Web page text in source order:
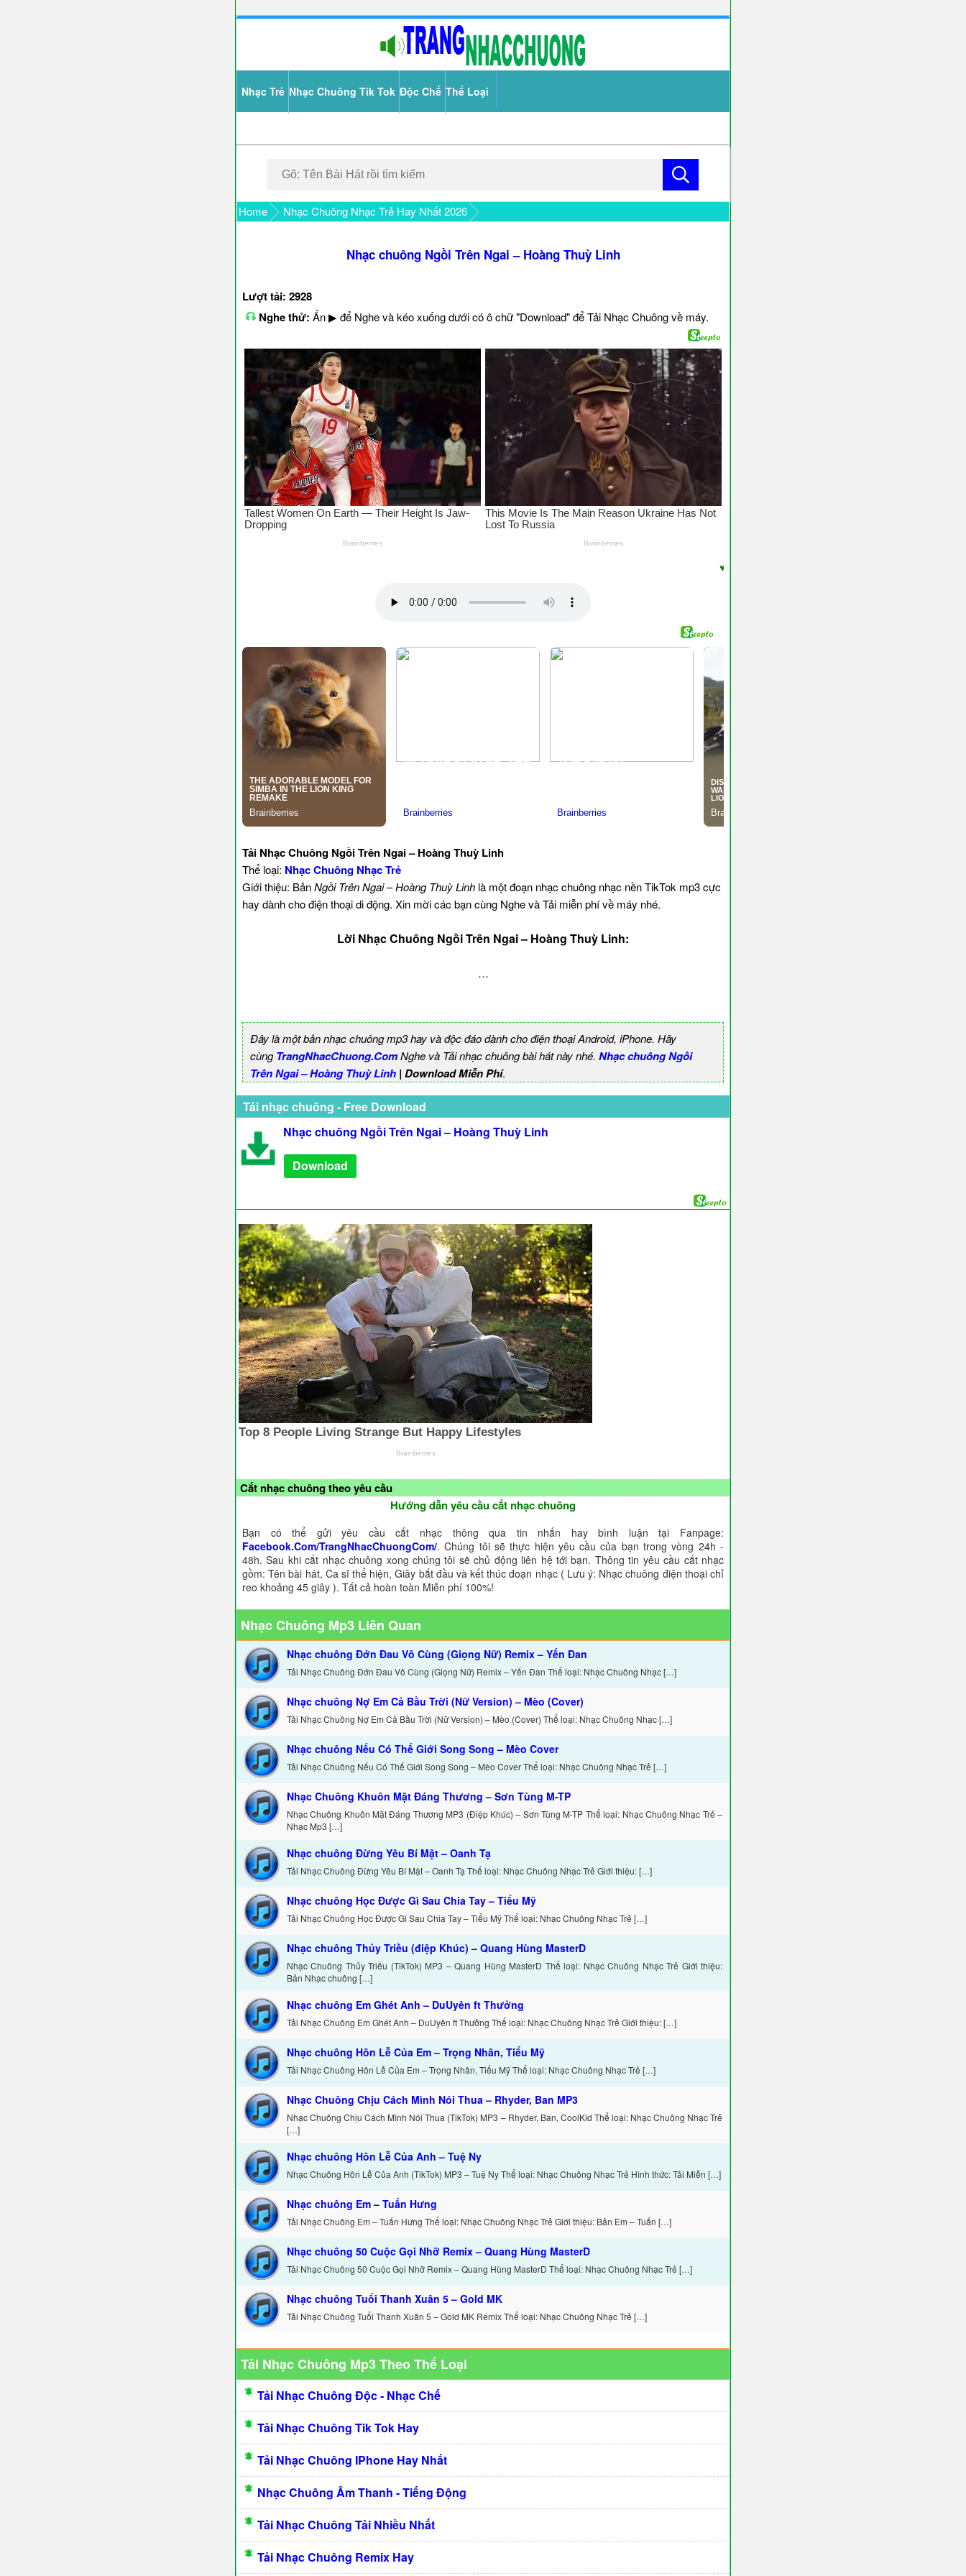
Nhạc Trẻ Nhạc Chuông Tik Tok Độc Chế Thể Loại
Home Nhạc Chuông Nhạc Trẻ Hay Nhất 2026
Nhạc chuông Ngồi Trên Ngai – Hoàng Thuỳ Linh
Lượt tải: 2928
Nghe thử: Ấn ▶ để Nghe và kéo xuống dưới có ô chữ "Download" để Tải Nhạc Chuông về máy.
♥ Chúc Các Bạn Nghe và Tải Nhạc Chuông Vui Vẻ -
Tải Nhạc Chuông Ngồi Trên Ngai – Hoàng Thuỳ Linh
Thể loại: Nhạc Chuông Nhạc Trẻ
Giới thiệu: BảnNgồi Trên Ngai – Hoàng Thuỳ Linh là một đoạn nhạc chuông nhạc nền TikTok mp3 cực
hay dành cho điện thoại di động. Xin mời các bạn cùng Nghe và Tải miễn phí về máy nhé.
Lời Nhạc Chuông Ngồi Trên Ngai – Hoàng Thuỳ Linh:
…
Đây là một bản nhạc chuông mp3 hay và độc đáo dành cho điện thoại Android, iPhone. Hãy
cùngTrangNhacChuong.ComNghe và Tải nhạc chuông bài hát này nhé. Nhạc chuông Ngồi
Trên Ngai – Hoàng Thuỳ Linh | Download Miễn Phí.
Tải nhạc chuông - Free Download
Nhạc chuông Ngồi Trên Ngai – Hoàng Thuỳ Linh
Download
Cắt nhạc chuông theo yêu cầu
Hướng dẫn yêu cầu cắt nhạc chuông
Bạn có thể gửi yêu cầu cắt nhạc thông qua tin nhắn hay bình luận tại Fanpage:
Facebook.Com/TrangNhacChuongCom/. Chúng tôi sẽ thực hiện yêu cầu của bạn trong vòng 24h -
48h. Sau khi cắt nhạc chuông xong chúng tôi sẽ chủ động liên hệ tới bạn. Thông tin yêu cầu cắt nhạc
gồm: Tên bài hát, Ca sĩ thể hiện, Giây bắt đầu và kết thúc đoạn nhạc ( Lưu ý: Nhạc chuông điện thoại chỉ
reo khoảng 45 giây ). Tất cả hoàn toàn Miễn phí 100%!
Nhạc Chuông Mp3 Liên Quan
Nhạc chuông Đớn Đau Vô Cùng (Giọng Nữ) Remix – Yến Đan
Tải Nhạc Chuông Đớn Đau Vô Cùng (Giọng Nữ) Remix – Yến Đan Thể loại: Nhạc Chuông Nhạc […]
Nhạc chuông Nợ Em Cả Bầu Trời (Nữ Version) – Mèo (Cover)
Tải Nhạc Chuông Nợ Em Cả Bầu Trời (Nữ Version) – Mèo (Cover) Thể loại: Nhạc Chuông Nhạc […]
Nhạc chuông Nếu Có Thế Giới Song Song – Mèo Cover
Tải Nhạc Chuông Nếu Có Thế Giới Song Song – Mèo Cover Thể loại: Nhạc Chuông Nhạc Trẻ […]
Nhạc Chuông Khuôn Mặt Đáng Thương – Sơn Tùng M-TP
Nhạc Chuông Khuôn Mặt Đáng Thương MP3 (Điệp Khúc) – Sơn Tùng M-TP Thể loại: Nhạc Chuông Nhạc Trẻ –
Nhạc Mp3 […]
Nhạc chuông Đừng Yêu Bí Mật – Oanh Tạ
Tải Nhạc Chuông Đừng Yêu Bí Mật – Oanh Tạ Thể loại: Nhạc Chuông Nhạc Trẻ Giới thiệu: […]
Nhạc chuông Học Được Gì Sau Chia Tay – Tiểu Mỹ
Tải Nhạc Chuông Học Được Gì Sau Chia Tay – Tiểu Mỹ Thể loại: Nhạc Chuông Nhạc Trẻ […]
Nhạc chuông Thủy Triều (điệp Khúc) – Quang Hùng MasterD
Nhạc Chuông Thủy Triều (TikTok) MP3 – Quang Hùng MasterD Thể loại: Nhạc Chuông Nhạc Trẻ Giới thiệu:
Bản Nhạc chuông […]
Nhạc chuông Em Ghét Anh – DuUyên ft Thưởng
Tải Nhạc Chuông Em Ghét Anh – DuUyên ft Thưởng Thể loại: Nhạc Chuông Nhạc Trẻ Giới thiệu: […]
Nhạc chuông Hôn Lễ Của Em – Trọng Nhân, Tiểu Mỹ
Tải Nhạc Chuông Hôn Lễ Của Em – Trọng Nhân, Tiểu Mỹ Thể loại: Nhạc Chuông Nhạc Trẻ […]
Nhạc Chuông Chịu Cách Mình Nói Thua – Rhyder, Ban MP3
Nhạc Chuông Chịu Cách Mình Nói Thua (TikTok) MP3 – Rhyder, Ban, CoolKid Thể loại: Nhạc Chuông Nhạc Trẻ
[…]
Nhạc chuông Hôn Lễ Của Anh – Tuệ Ny
Nhạc Chuông Hôn Lễ Của Anh (TikTok) MP3 – Tuệ Ny Thể loại: Nhạc Chuông Nhạc Trẻ Hình thức: Tải Miễn […]
Nhạc chuông Em – Tuấn Hưng
Tải Nhạc Chuông Em – Tuấn Hưng Thể loại: Nhạc Chuông Nhạc Trẻ Giới thiệu: Bản Em – Tuấn […]
Nhạc chuông 50 Cuộc Gọi Nhỡ Remix – Quang Hùng MasterD
Tải Nhạc Chuông 50 Cuộc Gọi Nhỡ Remix – Quang Hùng MasterD Thể loại: Nhạc Chuông Nhạc Trẻ […]
Nhạc chuông Tuổi Thanh Xuân 5 – Gold MK
Tải Nhạc Chuông Tuổi Thanh Xuân 5 – Gold MK Remix Thể loại: Nhạc Chuông Nhạc Trẻ […]
Tải Nhạc Chuông Mp3 Theo Thể Loại
Tải Nhạc Chuông Độc - Nhạc Chế
Tải Nhạc Chuông Tik Tok Hay
Tải Nhạc Chuông IPhone Hay Nhất
Nhạc Chuông Âm Thanh - Tiếng Động
Tải Nhạc Chuông Tải Nhiều Nhất
Tải Nhạc Chuông Remix Hay